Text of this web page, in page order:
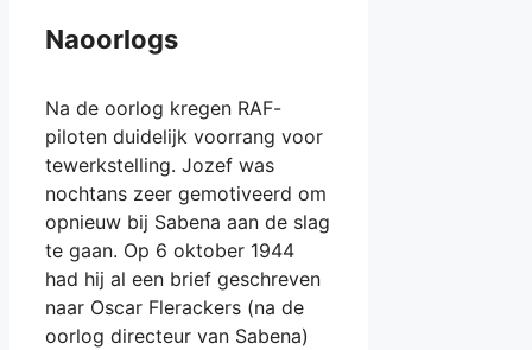
Naoorlogs
Na de oorlog kregen RAF-
piloten duidelijk voorrang voor
tewerkstelling. Jozef was
nochtans zeer gemotiveerd om
opnieuw bij Sabena aan de slag
te gaan. Op 6 oktober 1944
had hij al een brief geschreven
naar Oscar Flerackers (na de
oorlog directeur van Sabena)